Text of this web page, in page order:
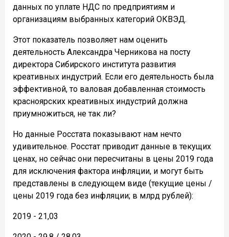
данных по уплате НДС по предприятиям и
организациям выбранных категорий ОКВЭД.
Этот показатель позволяет нам оценить
деятельность Александра Черникова на посту
директора Сибирского института развития
креативных индустрий. Если его деятельность была
эффективной, то валовая добавленная стоимость
красноярских креативных индустрий должна
приумножиться, не так ли?
Но данные Росстата показывают нам нечто
удивительное. Росстат приводит данные в текущих
ценах, но сейчас они пересчитаны в цены 2019 года
для исключения фактора инфляции, и могут быть
представлены в следующем виде (текущие цены /
цены 2019 года без инфляции; в млрд рублей):
2019 - 21,03